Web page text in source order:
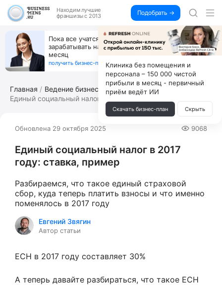
Находим лучшие
франшизы с 2013
Подобрать →
Пока все учатся пользоваться ИИ, вы можете
зарабатывать на их обучении по 500 тыс. каждый
месяц
получить бизнес-план ↓
Главная
Ведение бизнеса
Единый социальный налог в 2017 году: ...
Обновлена 29 октября 2025 9068
Единый социальный налог в 2017
году: ставка, пример
Разбираемся, что такое единый страховой
сбор, куда теперь платить взносы и что именно
поменялось в 2017 году
Евгений Звягин
Автор статьи
ЕСН в 2017 году составляет 30%
А теперь давайте разбираться, что такое ЕСН
Клиника без помещения и
персонала – 150 000 чистой
прибыли в месяц - первичный
приём ведёт ИИ
Скачать бизнес-план Скрыть